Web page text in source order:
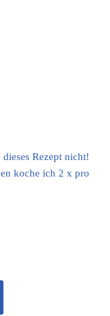
Rezept nicht!
koche ich 2 x pro